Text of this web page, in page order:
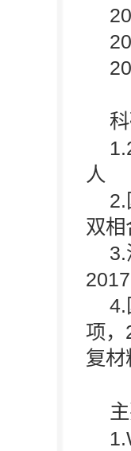
人
2.
双相
4.
项，
复材
1.